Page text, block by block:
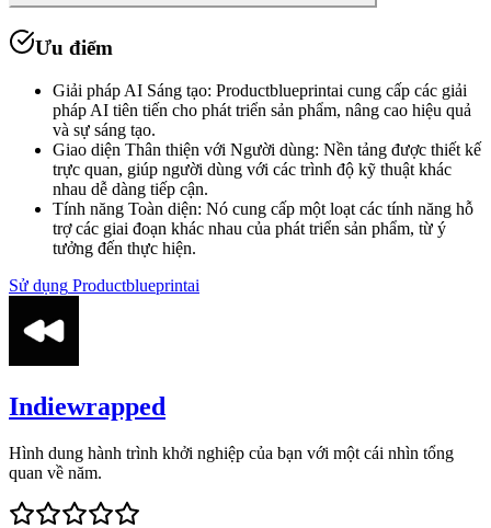
Ưu điểm
Giải pháp AI Sáng tạo: Productblueprintai cung cấp các giải
pháp AI tiên tiến cho phát triển sản phẩm, nâng cao hiệu quả
và sự sáng tạo.
Giao diện Thân thiện với Người dùng: Nền tảng được thiết kế
trực quan, giúp người dùng với các trình độ kỹ thuật khác
nhau dễ dàng tiếp cận.
Tính năng Toàn diện: Nó cung cấp một loạt các tính năng hỗ
trợ các giai đoạn khác nhau của phát triển sản phẩm, từ ý
tưởng đến thực hiện.
Sử dụng Productblueprintai
Indiewrapped
Hình dung hành trình khởi nghiệp của bạn với một cái nhìn tổng
quan về năm.